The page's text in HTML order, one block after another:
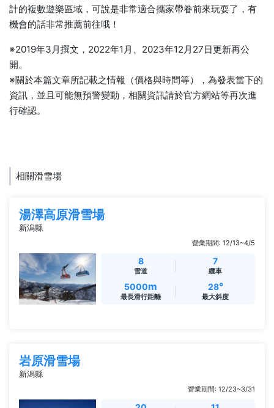
計的複數遊樂區域，可說是非常適合攜家帶眷前來玩耍了，有
機會的話非常推薦前往哦！
※2019年3月撰文，2022年1月、2023年12月27日更新再公
開。
※關於本篇文章所記載之情報（價格與時間等），為發表當下的
資訊，並且可能無預警變動，相關資訊請於官方網站等再次進
行確認。
相關滑雪場
湯澤高原滑雪場
新潟縣
營業期間: 12/13~4/5
8
雪道
7
纜車
5000m
最長滑行距離
28°
最大斜度
岩原滑雪場
新潟縣
營業期間: 12/23~3/31